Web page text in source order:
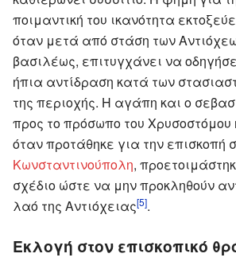
ποιμαντική του ικανότητα
όταν μετά από στάση των
βασιλέως, επιτυγχάνει να
ήπια αντίδραση κατά των
της περιοχής. Η αγάπη και ο
προς το πρόσωπο του Χρυσοστόμου
όταν προτάθηκε για την επισκοπή
Κωνσταντινούπολη,
σχέδιο ώστε να μην προκληθούν
λαό της Αντιόχειας[5].
Εκλογή στον επισκοπικό